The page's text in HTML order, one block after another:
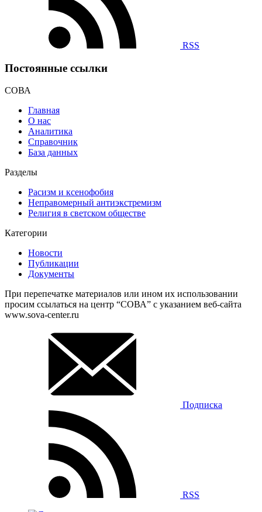
RSS
Постоянные ссылки
СОВА
Главная
О нас
Аналитика
Справочник
База данных
Разделы
Расизм и ксенофобия
Неправомерный антиэкстремизм
Религия в светском обществе
Категории
Новости
Публикации
Документы
При перепечатке материалов или ином их использовании
просим ссылаться на центр “СОВА” с указанием веб-сайта
www.sova-center.ru
Подписка
RSS